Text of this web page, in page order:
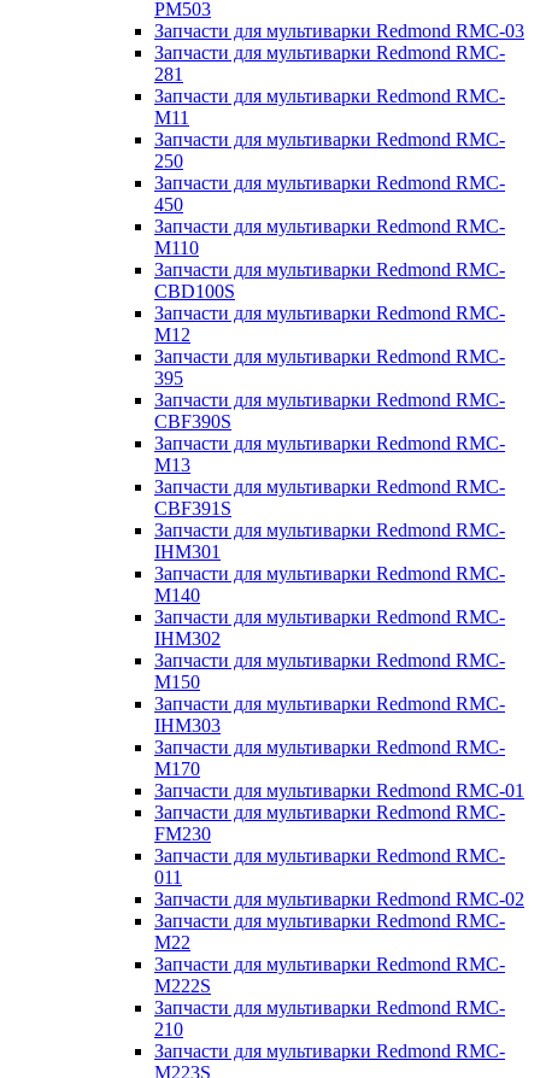
PM503
Запчасти для мультиварки Redmond RMC-03
Запчасти для мультиварки Redmond RMC-
281
Запчасти для мультиварки Redmond RMC-
M11
Запчасти для мультиварки Redmond RMC-
250
Запчасти для мультиварки Redmond RMC-
450
Запчасти для мультиварки Redmond RMC-
M110
Запчасти для мультиварки Redmond RMC-
CBD100S
Запчасти для мультиварки Redmond RMC-
M12
Запчасти для мультиварки Redmond RMC-
395
Запчасти для мультиварки Redmond RMC-
CBF390S
Запчасти для мультиварки Redmond RMC-
M13
Запчасти для мультиварки Redmond RMC-
CBF391S
Запчасти для мультиварки Redmond RMC-
IHM301
Запчасти для мультиварки Redmond RMC-
M140
Запчасти для мультиварки Redmond RMC-
IHM302
Запчасти для мультиварки Redmond RMC-
M150
Запчасти для мультиварки Redmond RMC-
IHM303
Запчасти для мультиварки Redmond RMC-
M170
Запчасти для мультиварки Redmond RMC-01
Запчасти для мультиварки Redmond RMC-
FM230
Запчасти для мультиварки Redmond RMC-
011
Запчасти для мультиварки Redmond RMC-02
Запчасти для мультиварки Redmond RMC-
M22
Запчасти для мультиварки Redmond RMC-
M222S
Запчасти для мультиварки Redmond RMC-
210
Запчасти для мультиварки Redmond RMC-
M223S